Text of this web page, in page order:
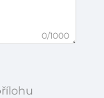
0/1000